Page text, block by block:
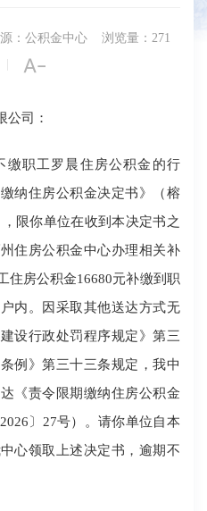
：公积金中心 浏览量：271
| 
公司：
缴职工罗晨住房公积金的行
纳住房公积金决定书》（榕
限你单位在收到本决定书之
住房公积金中心办理相关补
住房公积金16680元补缴到职
内 。 因采取其他送达方式无
设行政处罚程序规定》第三
例》第三十三条规定，我中
《责令限期缴纳住房公积金
〕27号）。请你单位自本
心领取上述决定书 ，逾期不